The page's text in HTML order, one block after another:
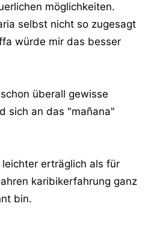
möglichkeiten.
selbst nicht so zugesagt
würde mir das besser
überall gewisse
sich an das "mañana"
erträglich als für
karibikerfahrung ganz
bin.